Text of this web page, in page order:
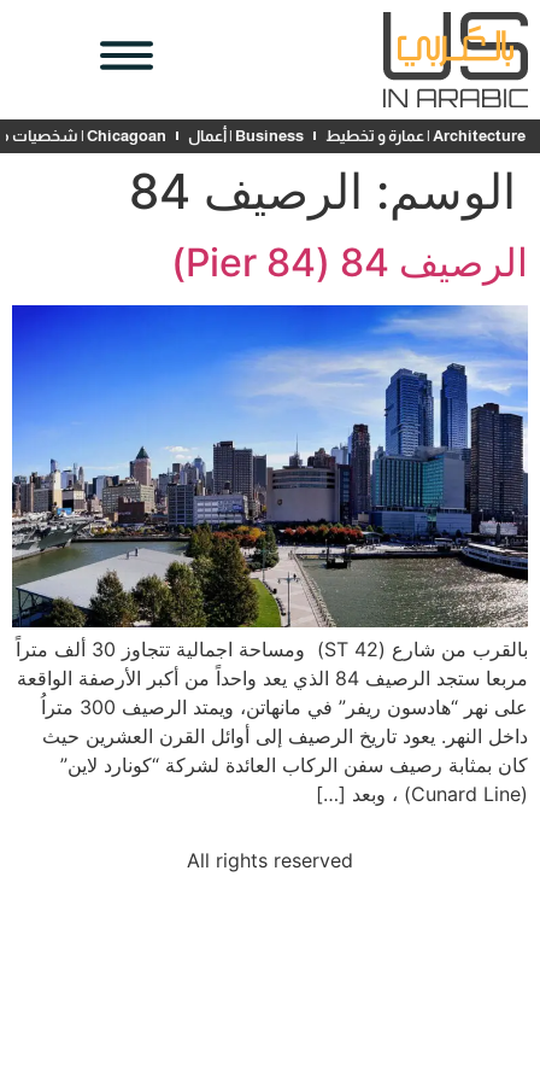
Architecture | عمارة و تخطيط Business | أعمال Chicagoan | شخصيات محلية
الوسم: الرصيف 84
الرصيف 84 (Pier 84)
بالقرب من شارع (42 ST) ومساحة اجمالية تتجاوز 30 ألف متراً
مربعا ستجد الرصيف 84 الذي يعد واحداً من أكبر الأرصفة الواقعة
على نهر “هادسون ريفر” في مانهاتن، ويمتد الرصيف 300 متراُ
داخل النهر. يعود تاريخ الرصيف إلى أوائل القرن العشرين حيث
كان بمثابة رصيف سفن الركاب العائدة لشركة “كونارد لاين”
(Cunard Line) ، وبعد […]
All rights reserved